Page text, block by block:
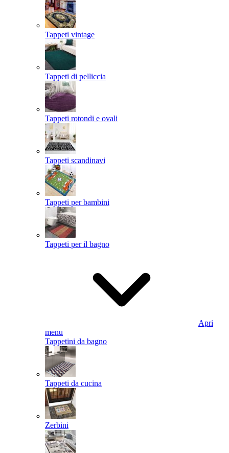
Tappeti vintage
Tappeti di pelliccia
Tappeti rotondi e ovali
Tappeti scandinavi
Tappeti per bambini
Tappeti per il bagno
Apri
menu
Tappetini da bagno
Tappeti da cucina
Zerbini